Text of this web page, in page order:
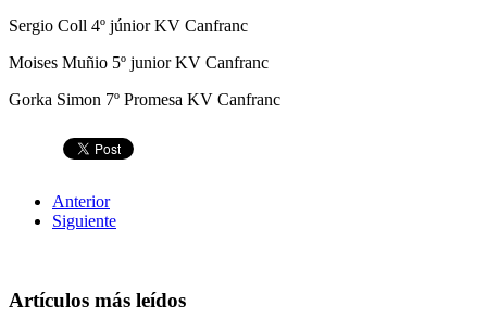
Sergio Coll 4º júnior KV Canfranc
Moises Muñio 5º junior KV Canfranc
Gorka Simon 7º Promesa KV Canfranc
Anterior
Siguiente
Artículos más leídos